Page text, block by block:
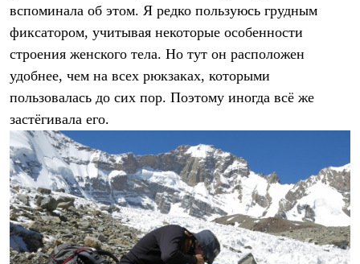
вспоминала об этом. Я редко пользуюсь грудным
фиксатором, учитывая некоторые особенности
строения женского тела. Но тут он расположен
удобнее, чем на всех рюкзаках, которыми
пользовалась до сих пор. Поэтому иногда всё же
застёгивала его.